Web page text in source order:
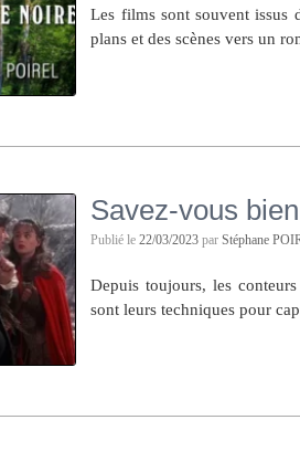
Les films sont souvent issus
plans et des scènes vers un
Savez-vous
Publié le22/03/2023 parStéphane
Depuis toujours, les
sont leurs techniques pour